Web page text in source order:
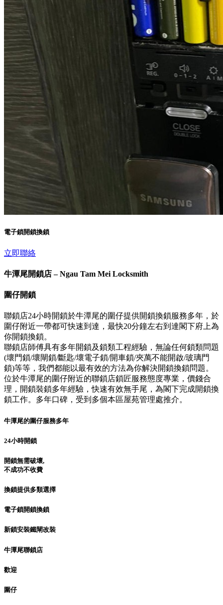
電子鎖開鎖換鎖
立即聯絡
牛潭尾開鎖店 – Ngau Tam Mei Locksmith
圍仔開鎖
聯鎖店24小時開鎖於牛潭尾的圍仔提供開鎖換鎖服務多年，於
圍仔附近一帶都可快速到達，最快20分鐘左右到達閣下府上為
你開鎖換鎖。
聯鎖店師傅具有多年開鎖及鎖類工程經驗，無論任何鎖類問題
(壞門鎖/壞閘鎖/斷匙/壞電子鎖/開車鎖/夾萬不能開啟/玻璃門
鎖)等等，我們都能以最有效的方法為你解決開鎖換鎖問題。
位於牛潭尾的圍仔附近的聯鎖店鎖匠服務態度專業，價錢合
理，開鎖裝鎖多年經驗，快速有效無手尾，為閣下完成開鎖換
鎖工作。多年口碑，受到多個本區屋苑管理處推介。
牛潭尾的圍仔服務多年
24小時開鎖
開鎖無需破壞,
不成功不收費
換鎖提供多類選擇
電子鎖開鎖換鎖
新鎖安裝鐵閘改裝
牛潭尾聯鎖店
歡迎
圍仔